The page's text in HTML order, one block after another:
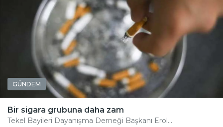
GÜNDEM
Bir sigara grubuna daha zam
Tekel Bayileri Dayanışma Derneği Başkanı Erol...